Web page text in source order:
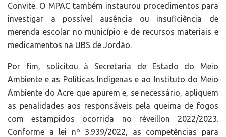
Convite. O MPAC também instaurou procedimentos para
investigar a possível ausência ou insuficiência de
merenda escolar no município e de recursos materiais e
medicamentos na UBS de Jordão.
Por fim, solicitou à Secretaria de Estado do Meio
Ambiente e as Políticas Indígenas e ao Instituto do Meio
Ambiente do Acre que apurem e, se necessário, apliquem
as penalidades aos responsáveis pela queima de fogos
com estampidos ocorrida no réveillon 2022/2023.
Conforme a lei nº 3.939/2022, as competências para